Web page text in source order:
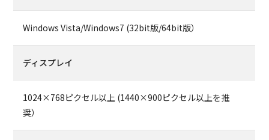
Windows Vista/Windows7 (32bit版/64bit版）
ディスプレイ
1024×768ピクセル以上 (1440×900ピクセル以上を推
奨）